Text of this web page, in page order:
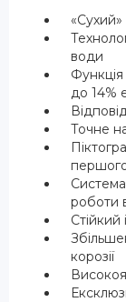
води
Функція
до 14%
Точне
роботи
Стійкий
корозії